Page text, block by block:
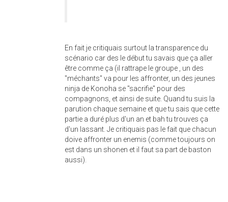
En fait je critiquais surtout la transparence du
scénario car des le début tu savais que ça aller
être comme ça (il rattrape le groupe , un des
"méchants" va pour les affronter, un des jeunes
ninja de Konoha se "sacrifie" pour des
compagnons, et ainsi de suite. Quand tu suis la
parution chaque semaine et que tu sais que cette
partie a duré plus d'un an et bah tu trouves ça
d'un lassant. Je critiquais pas le fait que chacun
doive affronter un enemis (comme toujours on
est dans un shonen et il faut sa part de baston
aussi).